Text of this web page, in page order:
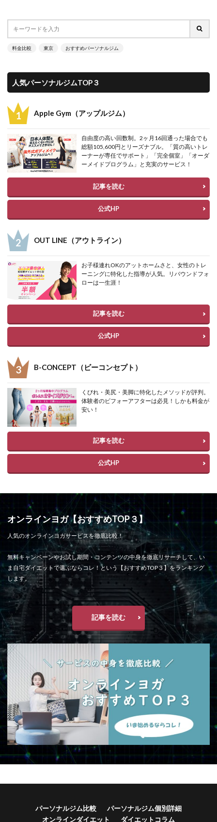
料金比較 東京 おすすめパーソナルジム
人気パーソナルジムTOP３
Apple Gym（アップルジム）
自由度の高い回数制。2ヶ月16回通った場合でも
総額105,600円とリーズナブル。「質の高いトレ
ーナーが専任でサポート」「完全個室」「オーダ
ーメイドプログラム」と充実のサービス！
記事を読む
公式HP
OUT LINE（アウトライン）
お子様連れOKのアットホームさと、女性のトレ
ーニングに特化した指導が人気。リバウンドフォ
ローは一生涯！
記事を読む
公式HP
B-CONCEPT（ビーコンセプト）
くびれ・美尻・美脚に特化したメソッドが評判。
体験者のビフォーアフターは必見！しかも料金が
安い！
記事を読む
公式HP
オンラインヨガ【おすすめTOP３】
人気のオンラインヨガサービスを徹底比較！
無料キャンペーンやお試し期間・コンテンツの中身を徹底リサーチして、い
ま自宅ダイエットで選ぶならコレ！という【おすすめTOP３】をランキング
します。
記事を読む
パーソナルジム比較
パーソナルジム個別詳細
オンラインダイエット
ダイエットコラム